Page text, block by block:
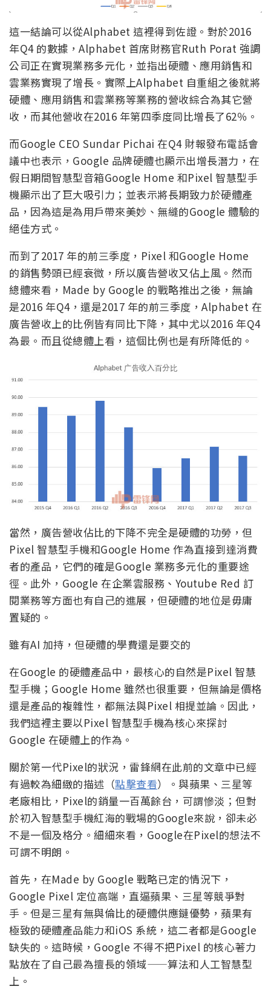
這一結論可以從Alphabet 這裡得到佐證。對於2016
年Q4 的數據，Alphabet 首席財務官Ruth Porat 強調
公司正在實現業務多元化，並指出硬體、應用銷售和
雲業務實現了增長。實際上Alphabet 自重組之後就將
硬體、應用銷售和雲業務等業務的營收綜合為其它營
收，而其他營收在2016 年第四季度同比增長了62％。
而Google CEO Sundar Pichai 在Q4 財報發布電話會
議中也表示，Google 品牌硬體也顯示出增長潛力，在
假日期間智慧型音箱Google Home 和Pixel 智慧型手
機顯示出了巨大吸引力；並表示將長期致力於硬體產
品，因為這是為用戶帶來美妙、無縫的Google 體驗的
絕佳方式。
而到了2017 年的前三季度，Pixel 和Google Home
的銷售勢頭已經衰微，所以廣告營收又佔上風。然而
總體來看，Made by Google 的戰略推出之後，無論
是2016 年Q4，還是2017 年的前三季度，Alphabet 在
廣告營收上的比例皆有同比下降，其中尤以2016 年Q4
為最。而且從總體上看，這個比例也是有所降低的。
當然，廣告營收佔比的下降不完全是硬體的功勞，但
Pixel 智慧型手機和Google Home 作為直接到達消費
者的產品，它們的確是Google 業務多元化的重要途
徑。此外，Google 在企業雲服務、Youtube Red 訂
閱業務等方面也有自己的進展，但硬體的地位是毋庸
置疑的。
雖有AI 加持，但硬體的學費還是要交的
在Google 的硬體產品中，最核心的自然是Pixel 智慧
型手機；Google Home 雖然也很重要，但無論是價格
還是產品的複雜性，都無法與Pixel 相提並論。因此，
我們這裡主要以Pixel 智慧型手機為核心來探討
Google 在硬體上的作為。
關於第一代Pixel的狀況，雷鋒網在此前的文章中已經
有過較為細緻的描述（點擊查看）。與蘋果、三星等
老廠相比，Pixel的銷量一百萬餘台，可謂慘淡；但對
於初入智慧型手機紅海的戰場的Google來說，卻未必
不是一個及格分。細細來看，Google在Pixel的想法不
可謂不明朗。
首先，在Made by Google 戰略已定的情況下，
Google Pixel 定位高端，直逼蘋果、三星等競爭對
手。但是三星有無與倫比的硬體供應鏈優勢，蘋果有
極致的硬體產品能力和iOS 系統，這二者都是Google
缺失的。這時候，Google 不得不把Pixel 的核心著力
點放在了自己最為擅長的領域——算法和人工智慧型
上。